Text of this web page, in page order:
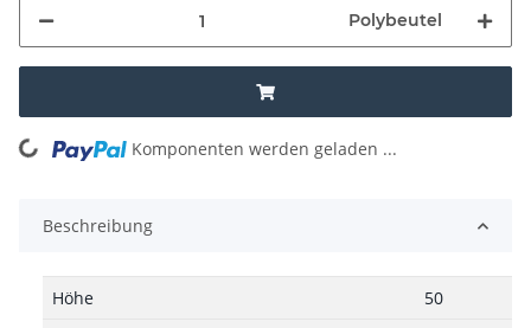
Polybeutel
Loading... Komponenten werden geladen ...
Beschreibung
Höhe
50